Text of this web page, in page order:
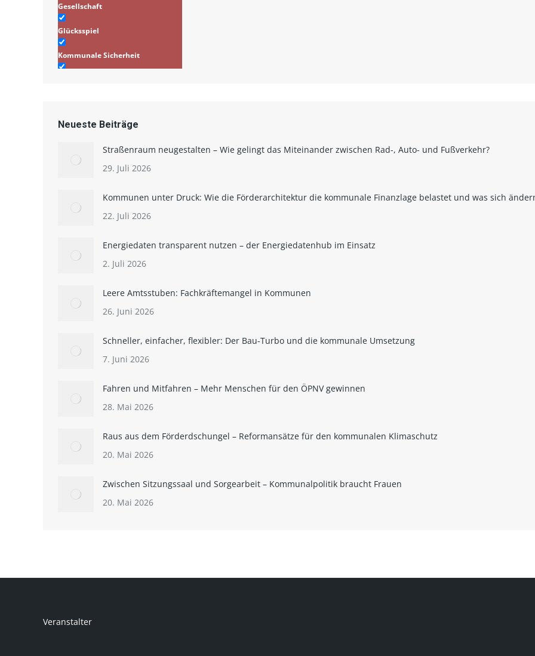
Gesellschaft
Glücksspiel
Kommunale Sicherheit
Neueste Beiträge
Straßenraum neugestalten – Wie gelingt das Miteinander zwischen Rad-, Auto- und Fußverkehr?
29. Juli 2026
Kommunen unter Druck: Wie die Förderarchitektur die kommunale Finanzlage belastet und was sich
22. Juli 2026
Energiedaten transparent nutzen – der Energiedatenhub im Einsatz
2. Juli 2026
Leere Amtsstuben: Fachkräftemangel in Kommunen
26. Juni 2026
Schneller, einfacher, flexibler: Der Bau-Turbo und die kommunale Umsetzung
7. Juni 2026
Fahren und Mitfahren – Mehr Menschen für den ÖPNV gewinnen
28. Mai 2026
Raus aus dem Förderdschungel – Reformansätze für den kommunalen Klimaschutz
20. Mai 2026
Zwischen Sitzungssaal und Sorgearbeit – Kommunalpolitik braucht Frauen
20. Mai 2026
Veranstalter